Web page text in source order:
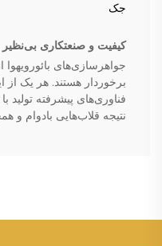
جک
کیفیت و صنعتکاری بی‌نظیر
جواهرسازی‌های
برخوردار هستند. هر یک از
فناوری‌های پیشرفته تولید
نتیجه قلاب‌هایی بادوام و